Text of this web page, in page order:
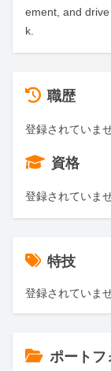
ement, and
k.
職歴
登録されていま
資格
登録されていま
特技
登録されていま
ポートフ